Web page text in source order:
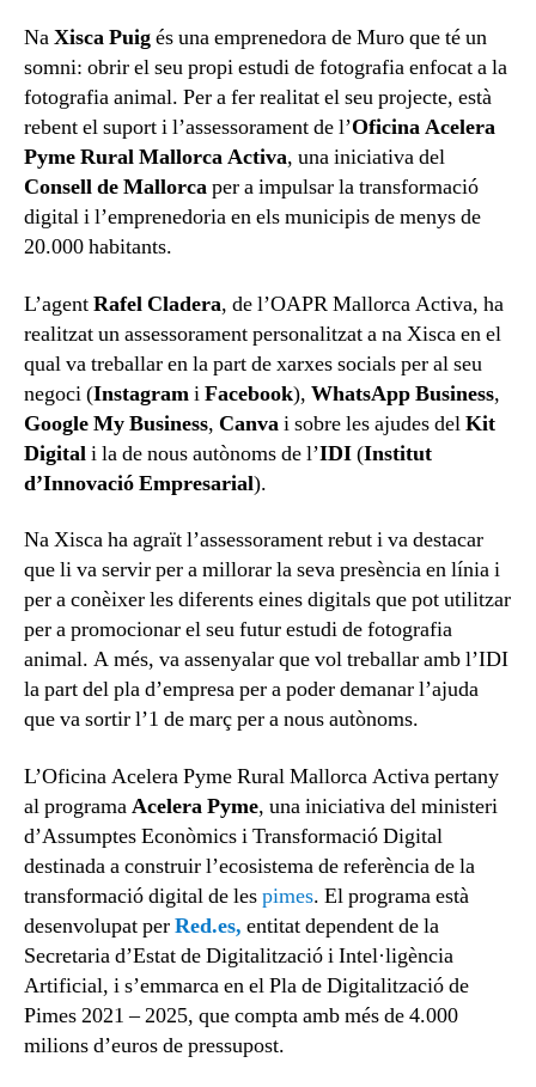
NaXisca Puigés una emprenedora de Muro que té un
somni: obrir el seu propi estudi de fotografia enfocat a la
fotografia animal. Per a fer realitat el seu projecte, està
rebent el suport i l’assessorament de l’Oficina Acelera
Pyme Rural Mallorca Activa, una iniciativa del
Consell de Mallorcaper a impulsar la transformació
digital i l’emprenedoria en els municipis de menys de
20.000 habitants.
L’agentRafel Cladera, de l’OAPR Mallorca Activa, ha
realitzat un assessorament personalitzat a na Xisca en el
qual va treballar en la part de xarxes socials per al seu
negoci (InstagramiFacebook), WhatsApp Business,
Google My Business, Canvai sobre les ajudes delKit
Digitali la de nous autònoms de l’IDI(Institut
d’Innovació Empresarial).
Na Xisca ha agraït l’assessorament rebut i va destacar
que li va servir per a millorar la seva presència en línia i
per a conèixer les diferents eines digitals que pot utilitzar
per a promocionar el seu futur estudi de fotografia
animal. A més, va assenyalar que vol treballar amb l’IDI
la part del pla d’empresa per a poder demanar l’ajuda
que va sortir l’1 de març per a nous autònoms.
L’Oficina Acelera Pyme Rural Mallorca Activa pertany
al programaAcelera Pyme, una iniciativa del ministeri
d’Assumptes Econòmics i Transformació Digital
destinada a construir l’ecosistema de referència de la
transformació digital de lespimes. El programa està
desenvolupat perRed.es, entitat dependent de la
Secretaria d’Estat de Digitalització i Intel·ligència
Artificial, i s’emmarca en el Pla de Digitalització de
Pimes 2021 – 2025, que compta amb més de 4.000
milions d’euros de pressupost.